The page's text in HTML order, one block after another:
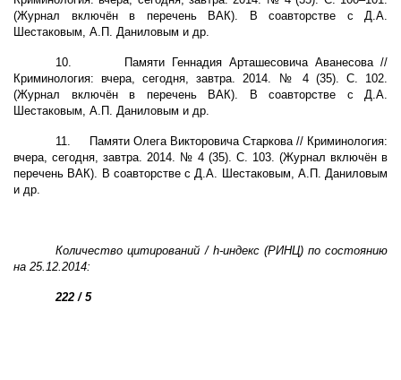
(Журнал включён в перечень ВАК). В соавторстве с Д.А.
Шестаковым, А.П. Даниловым и др.
10.
Памяти Геннадия Арташесовича Аванесова //
Криминология: вчера, сегодня, завтра. 2014. № 4 (35). С. 102.
(Журнал включён в перечень ВАК). В соавторстве с Д.А.
Шестаковым, А.П. Даниловым и др.
11.
Памяти Олега Викторовича Старкова // Криминология:
вчера, сегодня, завтра. 2014. № 4 (35). С. 103. (Журнал включён в
перечень ВАК). В соавторстве с Д.А. Шестаковым, А.П. Даниловым
и др.
Количество цитирований / h-индекс (РИНЦ) по состоянию
на 25.12.2014:
222 / 5